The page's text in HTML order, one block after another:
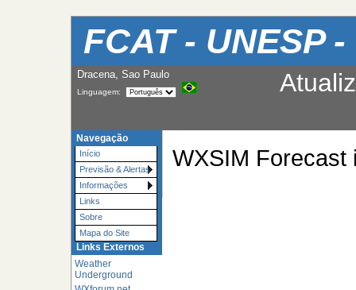
FCAT - UNESP
Dracena, Sao Paulo
Linguagem:
Navegação
Início
Previsão & Alertas
Informações
Links
Sobre
Mapa do Site
Links Externos
Weather
Underground
WXSIM Forecast